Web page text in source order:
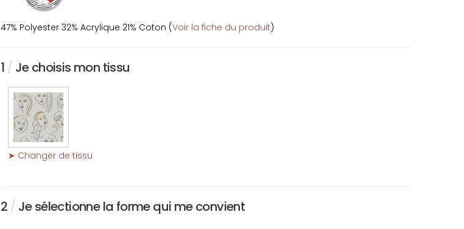
47% Polyester 32% Acrylique 21% Coton (Voir la fiche du produit)
1 / Je choisis mon tissu
➤ Changer de tissu
2 / Je sélectionne la forme qui me convient